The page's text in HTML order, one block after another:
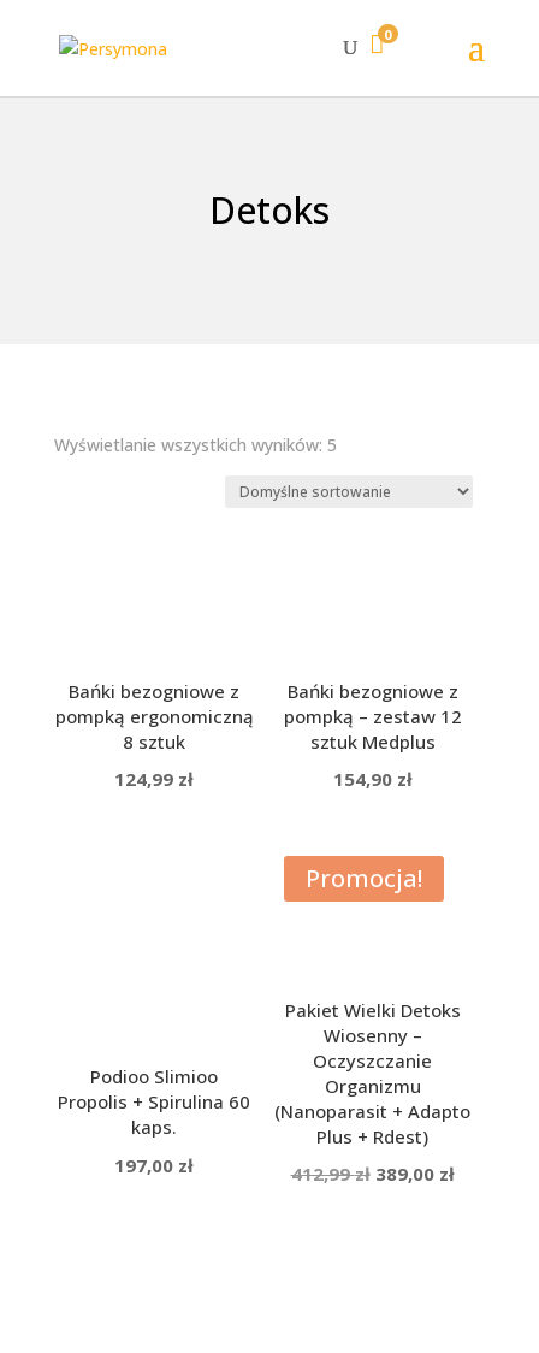
0
Detoks
Wyświetlanie wszystkich wyników: 5
Bańki bezogniowe z
pompką ergonomiczną
8 sztuk
124,99 zł
Bańki bezogniowe z
pompką – zestaw 12
sztuk Medplus
154,90 zł
Podioo Slimioo
Propolis + Spirulina 60
kaps.
197,00 zł
Promocja!
Pakiet Wielki Detoks
Wiosenny –
Oczyszczanie
Organizmu
(Nanoparasit + Adapto
Plus + Rdest)
412,99zł Pierwotna
389,00 złAktualna